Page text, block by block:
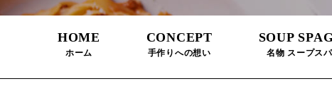
HOME
ホーム
CONCEPT
手作りへの想い
SOUP
名物 スープス